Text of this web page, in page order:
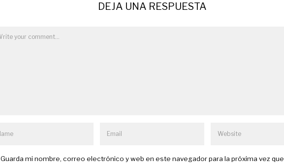
DEJA UNA RESPUESTA
Guarda mi nombre, correo electrónico y web en este navegador para la próxima vez que